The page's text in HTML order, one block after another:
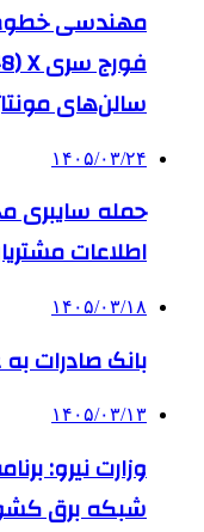
مهندسی خطوط
سالن‌های
۱۴۰۵/۰۳/۲۴
حمله سایبری
اطلاعات
۱۴۰۵/۰۳/۱۸
بانک صادرات
۱۴۰۵/۰۳/۱۳
وزارت نیرو:
شبکه برق